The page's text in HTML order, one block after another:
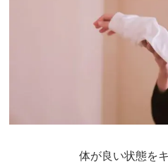
体が良い状態を